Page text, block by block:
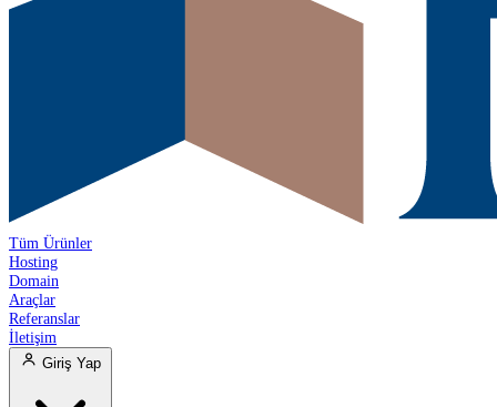
Tüm Ürünler
Hosting
Domain
Araçlar
Referanslar
İletişim
Giriş Yap